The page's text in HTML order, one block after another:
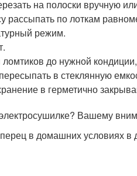
на полоски вручную
рассыпать по лоткам
режим.
до нужной
в стеклянную
в герметично
Вашему
в домашних условиях